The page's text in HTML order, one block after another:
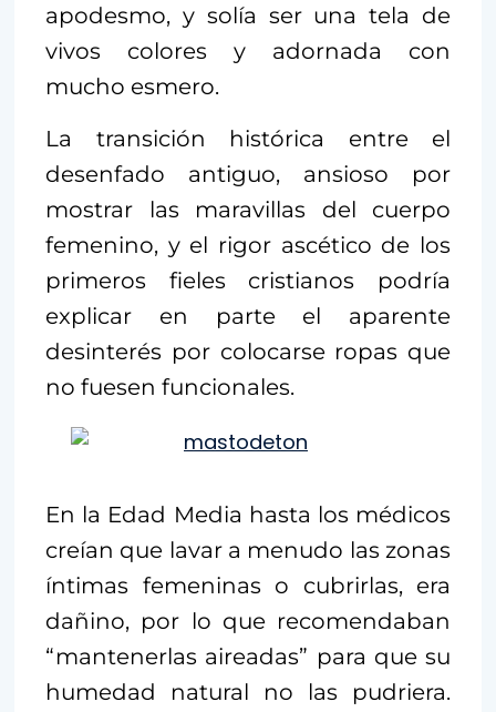
apodesmo, y solía ser una tela de
vivos colores y adornada con
mucho esmero.
La transición histórica entre el
desenfado antiguo, ansioso por
mostrar las maravillas del cuerpo
femenino, y el rigor ascético de los
primeros fieles cristianos podría
explicar en parte el aparente
desinterés por colocarse ropas que
no fuesen funcionales.
En la Edad Media hasta los médicos
creían que lavar a menudo las zonas
íntimas femeninas o cubrirlas, era
dañino, por lo que recomendaban
“mantenerlas aireadas” para que su
humedad natural no las pudriera.